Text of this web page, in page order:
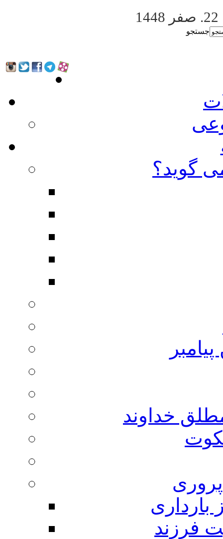
جستجو
گوید؟
خداوند
بارداری
فرزند